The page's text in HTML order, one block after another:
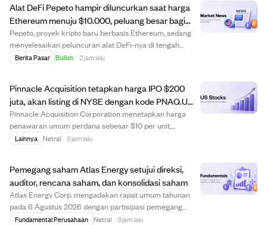
Alat DeFi Pepeto hampir diluncurkan saat harga
Ethereum menuju $10.000, peluang besar bagi
investor awal.
Pepeto, proyek kripto baru berbasis Ethereum, sedang
menyelesaikan peluncuran alat DeFi-nya di tengah
prediksi harga Ethereum yang bullish hingga $10.000
Berita Pasar Bullish · 2 jam lalu
Pinnacle Acquisition tetapkan harga IPO $200
juta, akan listing di NYSE dengan kode PNAQ.U
mulai 7 Agustus 2026
Pinnacle Acquisition Corporation menetapkan harga
penawaran umum perdana sebesar $10 per unit,
mengumpulkan dana $200 juta dari 20 juta unit yang
sete...
Lainnya Netral · 3 jam lalu
Pemegang saham Atlas Energy setujui direksi,
auditor, rencana saham, dan konsolidasi saham
Atlas Energy Corp. mengadakan rapat umum tahunan
pada 6 Agustus 2026 dengan partisipasi pemegang
saham lebih dari 80%. Pemegang saham menyetujui
Fundamental Perusahaan Netral · 3 jam lalu